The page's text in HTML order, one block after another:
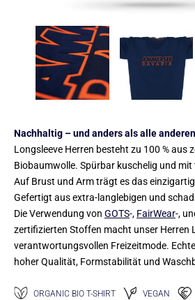
Nachhaltig – und anders als alle
Longsleeve Herren besteht zu 100 % aus
Biobaumwolle. Spürbar kuschelig und
Auf Brust und Arm trägt es das
Gefertigt aus extra-langlebigen und
Die Verwendung von GOTS-, FairWear-,
zertifizierten Stoffen macht unser Herren
verantwortungsvollen Freizeitmode.
hoher Qualität, Formstabilität und
ORGANIC BIO T-SHIRT VEGAN